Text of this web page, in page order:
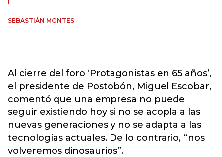
SEBASTIÁN MONTES
Al cierre del foro ‘Protagonistas en 65 años’,
el presidente de Postobón, Miguel Escobar,
comentó que una empresa no puede
seguir existiendo hoy si no se acopla a las
nuevas generaciones y no se adapta a las
tecnologías actuales. De lo contrario, “nos
volveremos dinosaurios”.